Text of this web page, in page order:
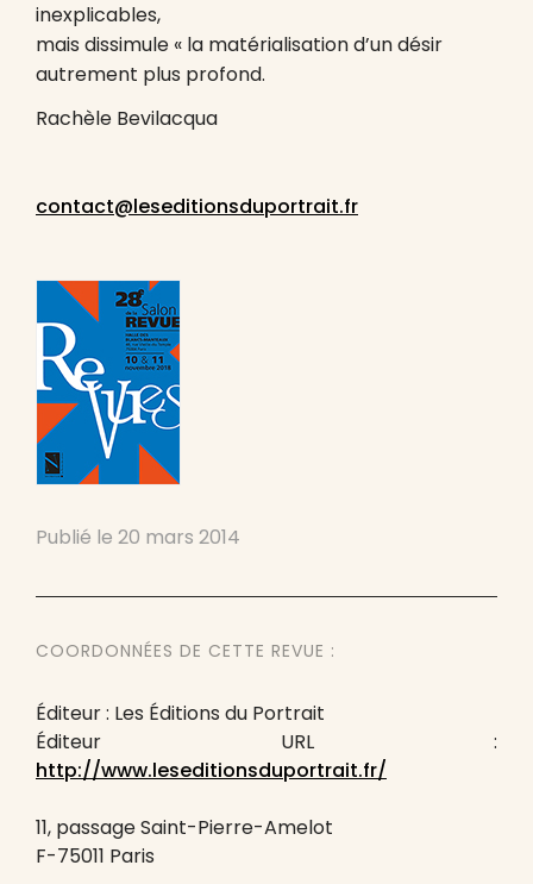
inexplicables,
mais dissimule « la matérialisation d’un désir
autrement plus profond.
Rachèle Bevilacqua
contact@leseditionsduportrait.fr
Publié le 20 mars 2014
COORDONNÉES DE CETTE REVUE :
Éditeur : Les Éditions du Portrait
Éditeur URL :
http://www.leseditionsduportrait.fr/
11, passage Saint-Pierre-Amelot
F-75011 Paris